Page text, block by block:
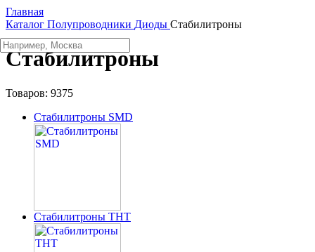
Главная
Каталог Полупроводники Диоды Стабилитроны
Стабилитроны
Товаров: 9375
Стабилитроны SMD
Стабилитроны THT